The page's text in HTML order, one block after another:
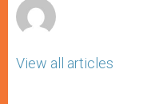
View all articles